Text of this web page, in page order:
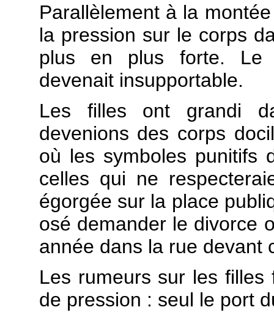
Parallèlement à la
la pression sur le corps
plus en plus forte. Le
devenait insupportable.
Les filles ont grandi
devenions des corps
où les symboles punitifs
celles qui ne
égorgée sur la place
osé demander le divorce
année dans la rue devant
Les rumeurs sur les
de pression : seul le port